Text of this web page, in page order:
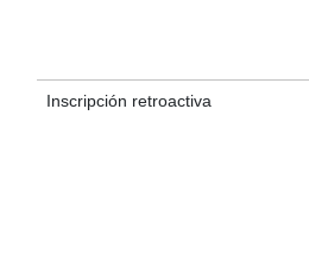
Inscripción retroactiva